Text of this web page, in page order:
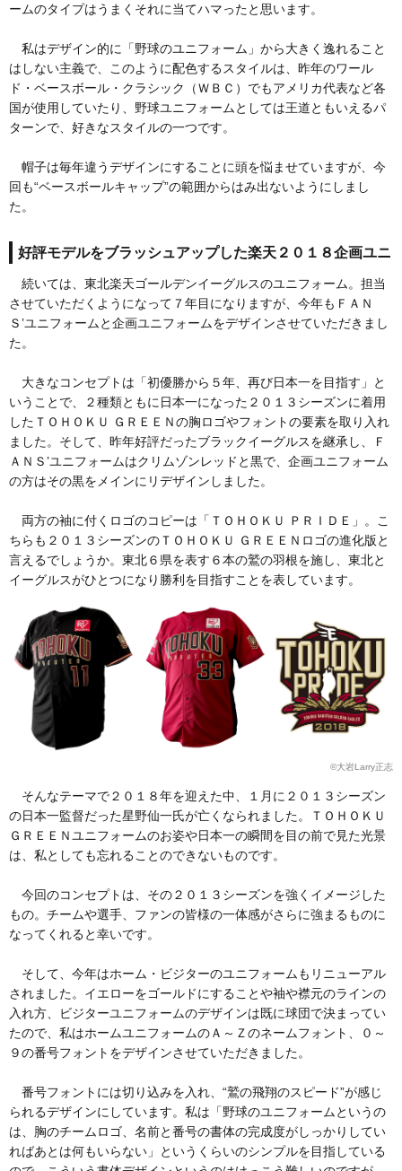
ームのタイプはうまくそれに当てハマったと思います。
私はデザイン的に「野球のユニフォーム」から大きく逸れること
はしない主義で、このように配色するスタイルは、昨年のワール
ド・ベースボール・クラシック（ＷＢＣ）でもアメリカ代表など各
国が使用していたり、野球ユニフォームとしては王道ともいえるパ
ターンで、好きなスタイルの一つです。
帽子は毎年違うデザインにすることに頭を悩ませていますが、今
回も“ベースボールキャップ”の範囲からはみ出ないようにしまし
た。
好評モデルをブラッシュアップした楽天２０１８企画ユニ
続いては、東北楽天ゴールデンイーグルスのユニフォーム。担当
させていただくようになって７年目になりますが、今年もＦＡＮ
Ｓ’ユニフォームと企画ユニフォームをデザインさせていただきまし
た。
大きなコンセプトは「初優勝から５年、再び日本一を目指す」と
いうことで、２種類ともに日本一になった２０１３シーズンに着用
したＴＯＨＯＫＵ ＧＲＥＥＮの胸ロゴやフォントの要素を取り入れ
ました。そして、昨年好評だったブラックイーグルスを継承し、Ｆ
ＡＮＳ’ユニフォームはクリムゾンレッドと黒で、企画ユニフォーム
の方はその黒をメインにリデザインしました。
両方の袖に付くロゴのコピーは「ＴＯＨＯＫＵ ＰＲＩＤＥ」。こ
ちらも２０１３シーズンのＴＯＨＯＫＵ ＧＲＥＥＮロゴの進化版と
言えるでしょうか。東北６県を表す６本の鷲の羽根を施し、東北と
イーグルスがひとつになり勝利を目指すことを表しています。
©︎大岩Larry正志
そんなテーマで２０１８年を迎えた中、１月に２０１３シーズン
の日本一監督だった星野仙一氏が亡くなられました。ＴＯＨＯＫＵ
ＧＲＥＥＮユニフォームのお姿や日本一の瞬間を目の前で見た光景
は、私としても忘れることのできないものです。
今回のコンセプトは、その２０１３シーズンを強くイメージした
もの。チームや選手、ファンの皆様の一体感がさらに強まるものに
なってくれると幸いです。
そして、今年はホーム・ビジターのユニフォームもリニューアル
されました。イエローをゴールドにすることや袖や襟元のラインの
入れ方、ビジターユニフォームのデザインは既に球団で決まってい
たので、私はホームユニフォームのＡ～Ｚのネームフォント、０～
９の番号フォントをデザインさせていただきました。
番号フォントには切り込みを入れ、“鷲の飛翔のスピード”が感じ
られるデザインにしています。私は「野球のユニフォームというの
は、胸のチームロゴ、名前と番号の書体の完成度がしっかりしてい
ればあとは何もいらない」というくらいのシンプルを目指している